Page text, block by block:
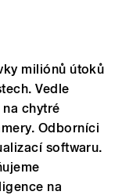
miliónů útoků
Vedle
chytré
Odborníci
softwaru.
na